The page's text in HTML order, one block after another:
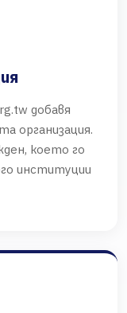
добавя
организация.
което го
институции